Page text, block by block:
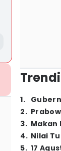
1.
2.
3. Makan
4. Nilai
5. 17